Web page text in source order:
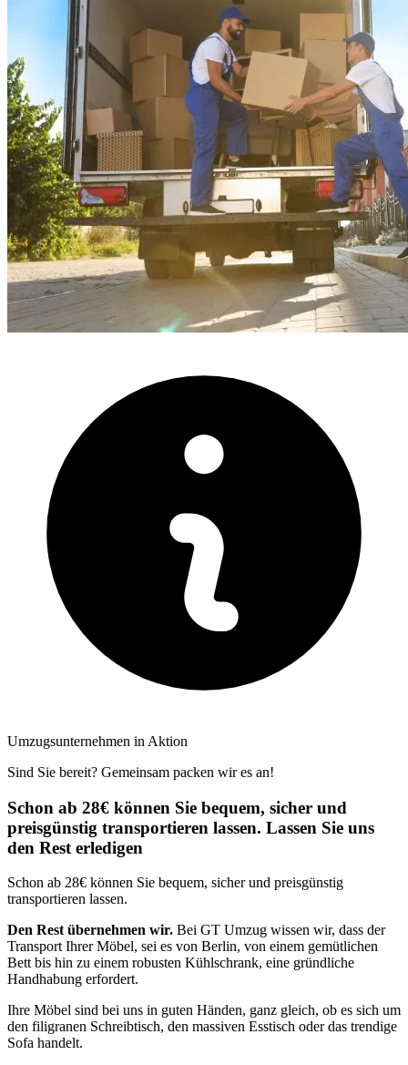
Umzugsunternehmen in Aktion
Sind Sie bereit? Gemeinsam packen wir es an!
Schon ab 28€ können Sie bequem, sicher und
preisgünstig transportieren lassen. Lassen Sie uns
den Rest erledigen
Schon ab 28€ können Sie bequem, sicher und preisgünstig
transportieren lassen.
Den Rest übernehmen wir. Bei GT Umzug wissen wir, dass der
Transport Ihrer Möbel, sei es von Berlin, von einem gemütlichen
Bett bis hin zu einem robusten Kühlschrank, eine gründliche
Handhabung erfordert.
Ihre Möbel sind bei uns in guten Händen, ganz gleich, ob es sich um
den filigranen Schreibtisch, den massiven Esstisch oder das trendige
Sofa handelt.